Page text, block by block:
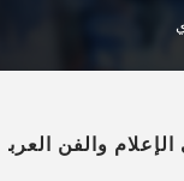
الإعلام والفن